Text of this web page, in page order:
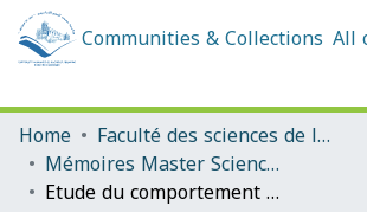
Communities & Collections All
Home
Faculté des sciences de la nature et de la vie et sciences de la terre et de l'univers
Mémoires Master Sciences Agronomiques
Etude du comportement de quelques variétés d’abricotier (Prunus armeniaca L.) dans la région Semi-aride (Wilaya de Bordj Bou Arréridj).